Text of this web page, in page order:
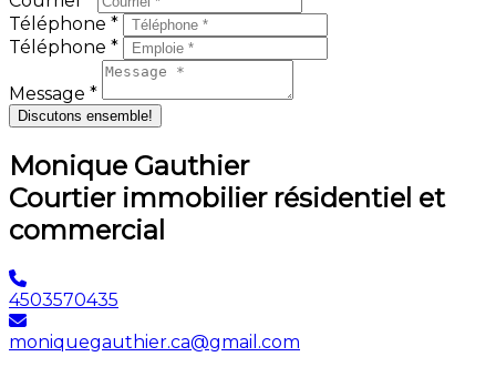
Téléphone *
Téléphone *
Message *
Discutons ensemble!
Monique Gauthier
Courtier immobilier résidentiel et
commercial
4503570435
moniquegauthier.ca@gmail.com